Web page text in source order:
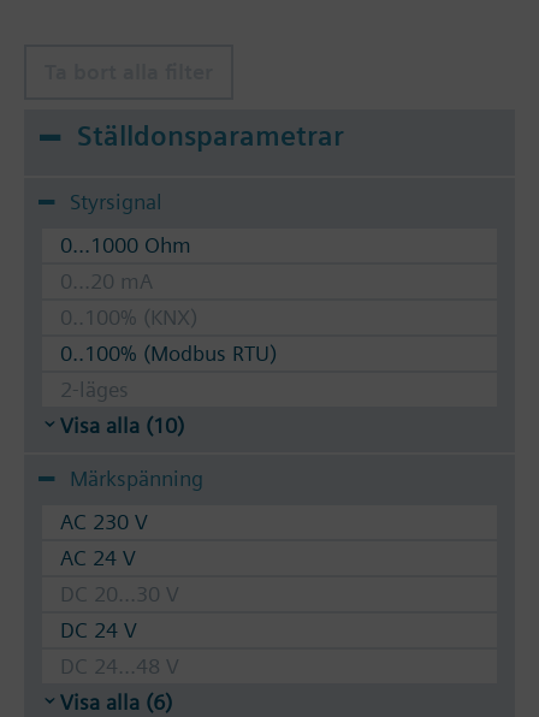
Ställdonsparametrar
Styrsignal
0...1000 Ohm
0...20 mA
0..100% (KNX)
0..100% (Modbus RTU)
2-läges
Visa alla (10)
Märkspänning
AC 230 V
AC 24 V
DC 20...30 V
DC 24 V
DC 24...48 V
Visa alla (6)